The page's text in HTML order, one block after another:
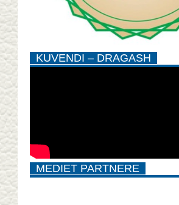
KUVENDI – DRAGASH
MEDIET PARTNERE